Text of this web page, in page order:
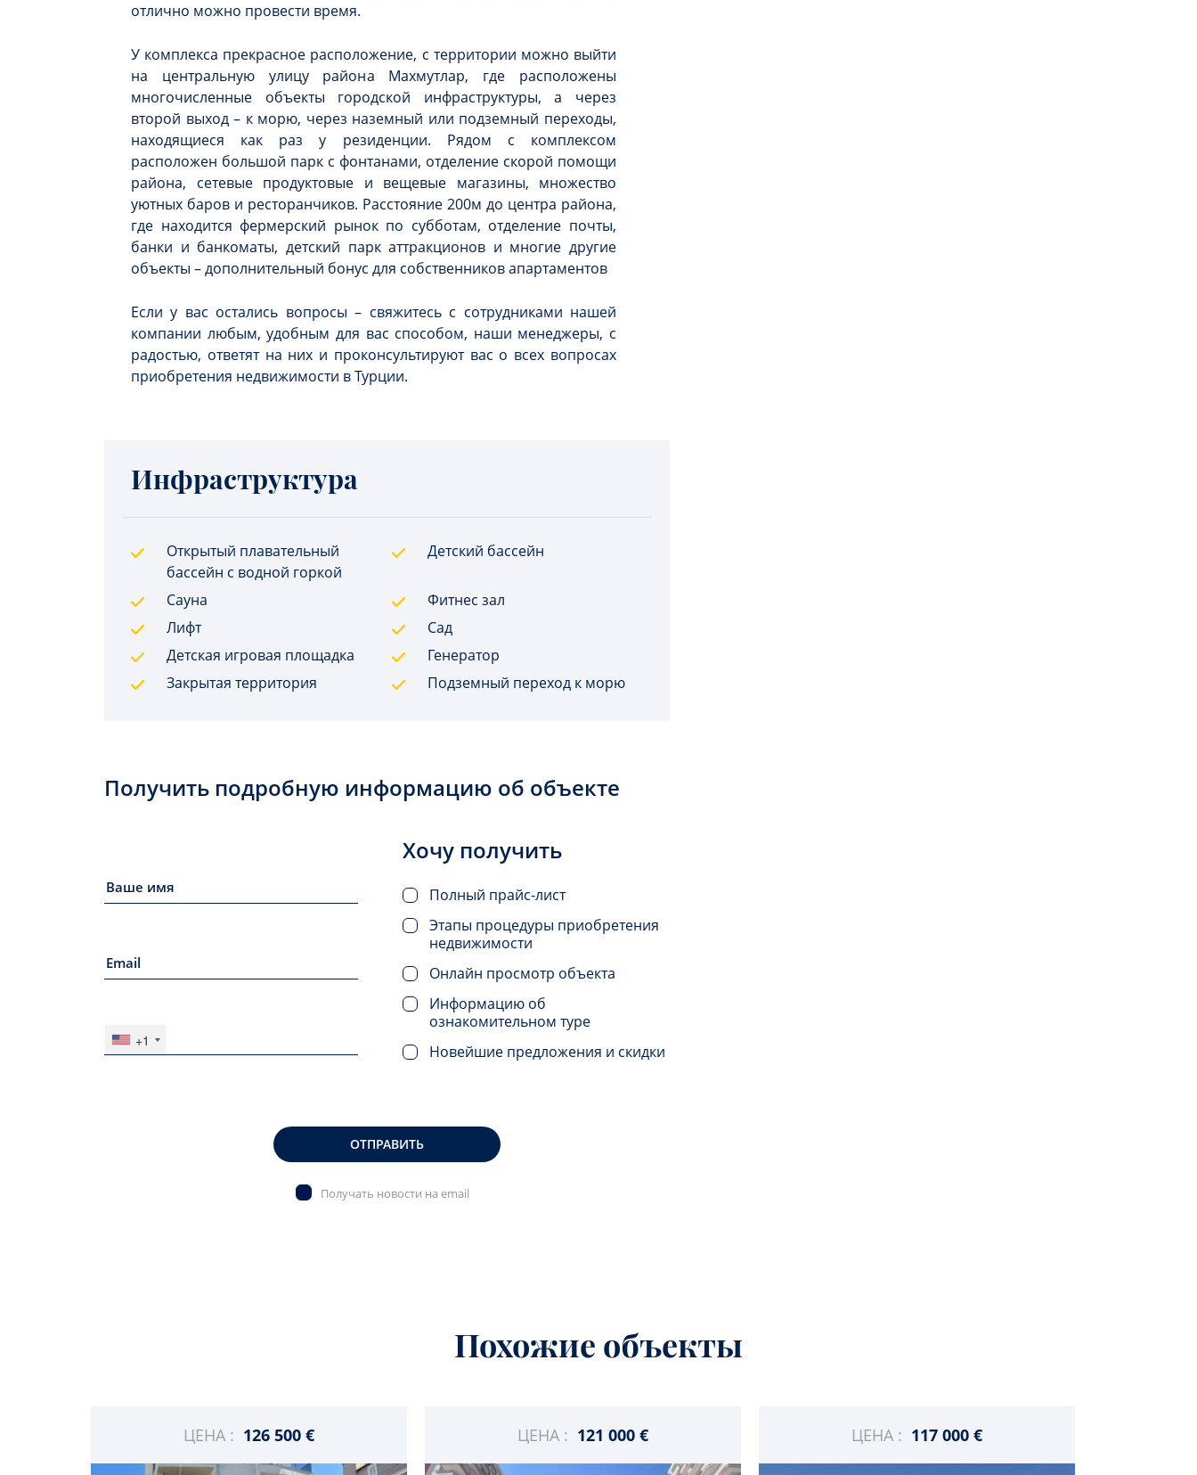
отлично можно провести время.
У комплекса прекрасное расположение, с территории можно выйти
на центральную улицу района Махмутлар, где расположены
многочисленные объекты городской инфраструктуры, а через
второй выход – к морю, через наземный или подземный переходы,
находящиеся как раз у резиденции. Рядом с комплексом
расположен большой парк с фонтанами, отделение скорой помощи
района, сетевые продуктовые и вещевые магазины, множество
уютных баров и ресторанчиков. Расстояние 200м до центра района,
где находится фермерский рынок по субботам, отделение почты,
банки и банкоматы, детский парк аттракционов и многие другие
объекты – дополнительный бонус для собственников апартаментов
Если у вас остались вопросы – свяжитесь с сотрудниками нашей
компании любым, удобным для вас способом, наши менеджеры, с
радостью, ответят на них и проконсультируют вас о всех вопросах
приобретения недвижимости в Турции.
Инфраструктура
Открытый плавательный
бассейн с водной горкой
Детский бассейн
Сауна
Фитнес зал
Лифт
Сад
Детская игровая площадка
Генератор
Закрытая территория
Подземный переход к морю
Получить подробную информацию об объекте
+1
Хочу получить
Полный прайс-лист
Этапы процедуры приобретения
недвижимости
Онлайн просмотр объекта
Информацию об
ознакомительном туре
Новейшие предложения и скидки
ОТПРАВИТЬ
Получать новости на email
Похожие объекты
ЦЕНА : 126 500 € ЦЕНА : 121 000 € ЦЕНА : 117 000 €